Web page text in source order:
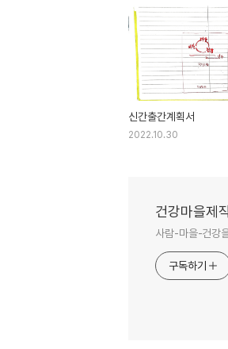
신간출간계획서
2022.10.30
건강마을제
사람-마을-건강
구독하기